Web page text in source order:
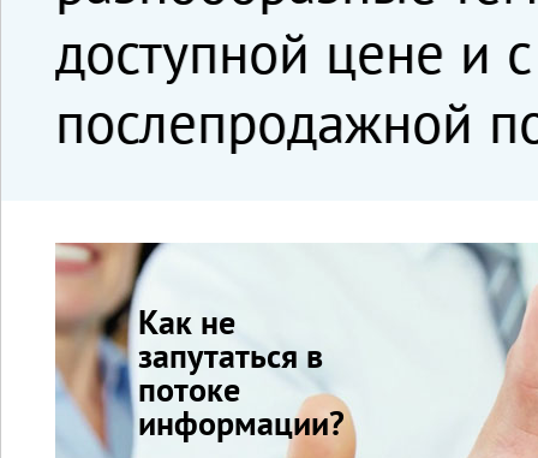
доступной цене и
послепродажной
Как не
запутаться в
потоке
информации?